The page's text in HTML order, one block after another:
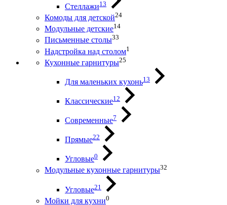
Стеллажи13
Комоды для детской24
Модульные детские14
Письменные столы33
Надстройка над столом1
Кухонные гарнитуры25
Для маленьких кухонь13
Классические12
Современные7
Прямые22
Угловые0
Модульные кухонные гарнитуры32
Угловые21
Мойки для кухни0